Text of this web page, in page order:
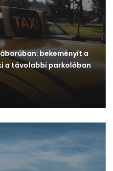
bekeményít a
a távolabbi parkolóban